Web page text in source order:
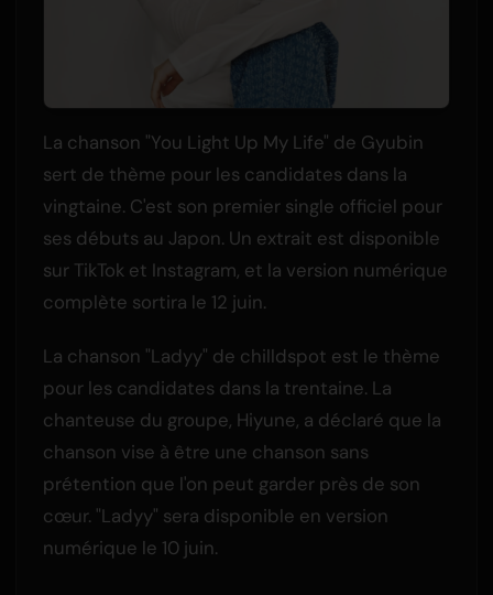
La chanson "You Light Up My Life" de Gyubin
sert de thème pour les candidates dans la
vingtaine. C'est son premier single officiel pour
ses débuts au Japon. Un extrait est disponible
sur TikTok et Instagram, et la version numérique
complète sortira le 12 juin.
La chanson "Ladyy" de chilldspot est le thème
pour les candidates dans la trentaine. La
chanteuse du groupe, Hiyune, a déclaré que la
chanson vise à être une chanson sans
prétention que l'on peut garder près de son
cœur. "Ladyy" sera disponible en version
numérique le 10 juin.